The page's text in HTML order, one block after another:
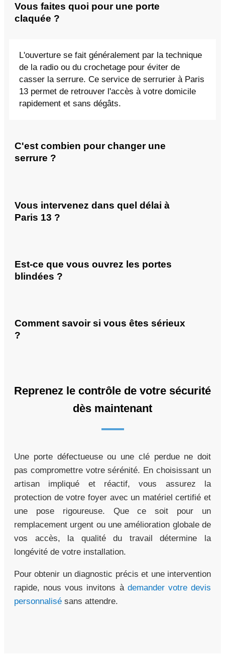
Vous faites quoi pour une porte
claquée ?
L'ouverture se fait généralement par la technique
de la radio ou du crochetage pour éviter de
casser la serrure. Ce service de serrurier à Paris
13 permet de retrouver l'accès à votre domicile
rapidement et sans dégâts.
C'est combien pour changer une
serrure ?
Vous intervenez dans quel délai à
Paris 13 ?
Est-ce que vous ouvrez les portes
blindées ?
Comment savoir si vous êtes sérieux
?
Reprenez le contrôle de votre sécurité
dès maintenant
Une porte défectueuse ou une clé perdue ne doit
pas compromettre votre sérénité. En choisissant un
artisan impliqué et réactif, vous assurez la
protection de votre foyer avec un matériel certifié et
une pose rigoureuse. Que ce soit pour un
remplacement urgent ou une amélioration globale de
vos accès, la qualité du travail détermine la
longévité de votre installation.
Pour obtenir un diagnostic précis et une intervention
rapide, nous vous invitons à demander votre devis
personnalisé sans attendre.